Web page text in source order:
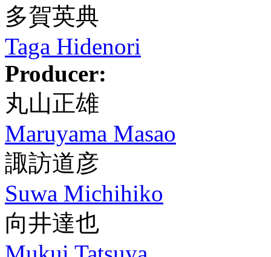
多賀英典
Taga Hidenori
Producer:
丸山正雄
Maruyama Masao
諏訪道彦
Suwa Michihiko
向井達也